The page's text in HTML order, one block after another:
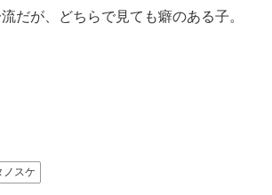
だが、どちらで見ても癖のある子。
ノスケ